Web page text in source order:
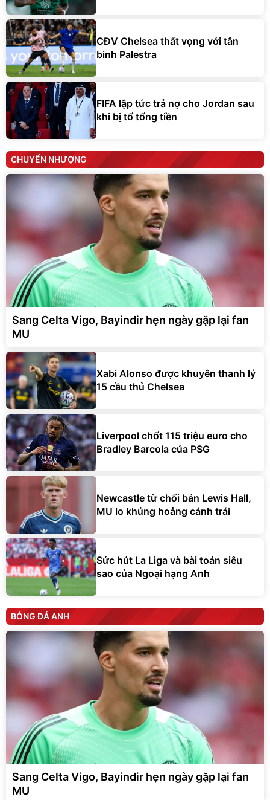
CĐV Chelsea thất vọng với tân
binh Palestra
FIFA lập tức trả nợ cho Jordan sau
khi bị tố tống tiền
CHUYỂN NHƯỢNG
Sang Celta Vigo, Bayindir hẹn ngày gặp lại fan
MU
Xabi Alonso được khuyên thanh lý
15 cầu thủ Chelsea
Liverpool chốt 115 triệu euro cho
Bradley Barcola của PSG
Newcastle từ chối bán Lewis Hall,
MU lo khủng hoảng cánh trái
Sức hút La Liga và bài toán siêu
sao của Ngoại hạng Anh
BÓNG ĐÁ ANH
Sang Celta Vigo, Bayindir hẹn ngày gặp lại fan
MU